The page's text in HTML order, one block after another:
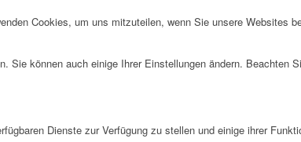
Cookies, um uns mitzuteilen, wenn Sie unsere Websites
Sie können auch einige Ihrer Einstellungen ändern.
Dienste zur Verfügung zu stellen und einige ihrer